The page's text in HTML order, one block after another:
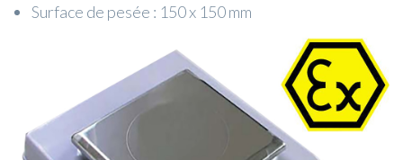
Surface de pesée : 150 x 150 mm